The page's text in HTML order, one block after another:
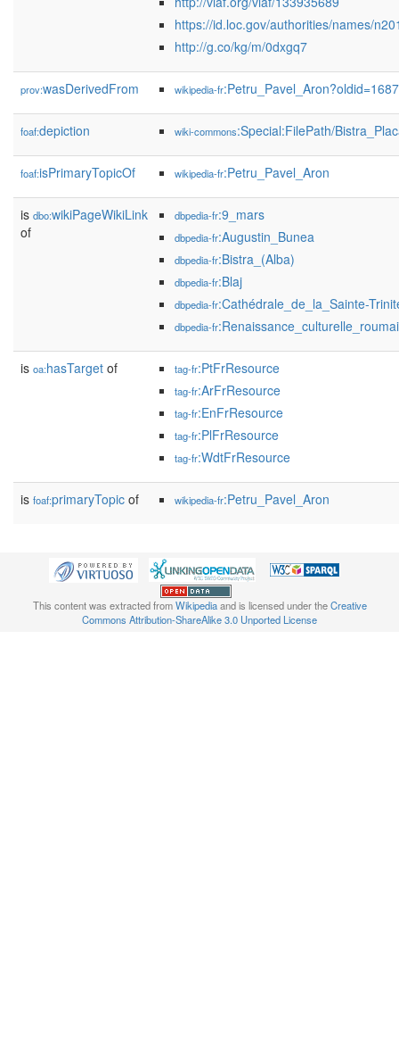
https://id.loc.gov/authorities/names/
http://g.co/kg/m/0dxgq7
prov:wasDerivedFrom wikipedia-fr
foaf:depiction wiki-commons:Special:FilePath/
foaf:isPrimaryTopicOf wikipedia-fr:Petru_Pavel_Aron
is dbo:wikiPageWikiLink
of
dbpedia-fr:9_mars
dbpedia-fr:Augustin_Bunea
dbpedia-fr:Bistra_(Alba)
dbpedia-fr:Blaj
dbpedia-fr:Cathédrale_de_la_Sainte-
dbpedia-fr
is oa:hasTarget of tag-fr:PtFrResource
tag-fr:ArFrResource
tag-fr:EnFrResource
tag-fr:PlFrResource
tag-fr:WdtFrResource
is foaf:primaryTopic of wikipedia-fr:Petru_Pavel_Aron
This content was extracted fromWikipediaand is licensed under theCreative
Commons Attribution-ShareAlike 3.0 Unported License